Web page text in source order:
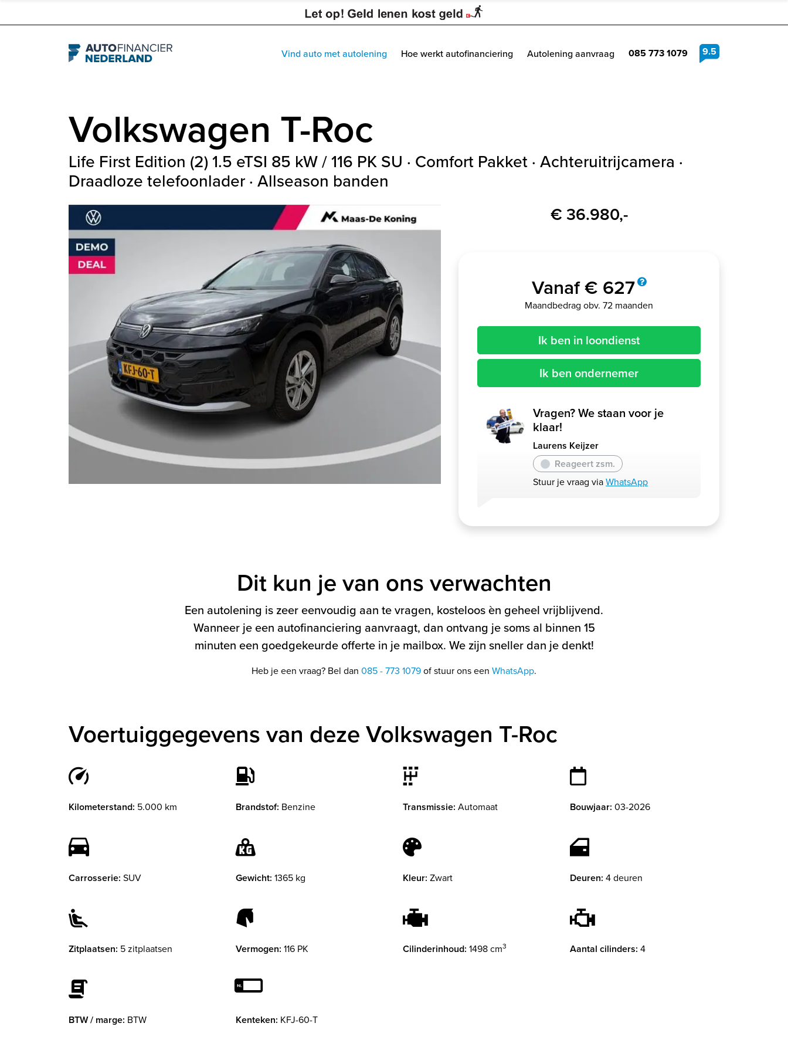
Navigation 9.5
Vind auto met autolening Hoe werkt autofinanciering Autolening aanvraag 085 773 1079
Volkswagen T-Roc
Life First Edition (2) 1.5 eTSI 85 kW / 116 PK SU · Comfort Pakket · Achteruitrijcamera ·
Draadloze telefoonlader · Allseason banden
€ 36.980,-
Vanaf € 627
Maandbedrag obv. 72 maanden
Ik ben in loondienst
Ik ben ondernemer
Vragen? We staan voor je
klaar!
Laurens Keijzer
Reageert zsm.
Stuur je vraag viaWhatsApp
Dit kun je van ons verwachten
Een autolening is zeer eenvoudig aan te vragen, kosteloos èn geheel vrijblijvend.
Wanneer je een autofinanciering aanvraagt, dan ontvang je soms al binnen 15
minuten een goedgekeurde offerte in je mailbox. We zijn sneller dan je denkt!
Heb je een vraag? Bel dan 085 - 773 1079of stuur ons een WhatsApp.
Voertuiggegevens van deze Volkswagen T-Roc
Kilometerstand: 5.000 km Brandstof: Benzine Transmissie: Automaat Bouwjaar: 03-2026
Carrosserie: SUV Gewicht: 1365 kg Kleur: Zwart Deuren: 4 deuren
Zitplaatsen: 5 zitplaatsen Vermogen: 116 PK Cilinderinhoud: 1498 cm3 Aantal cilinders: 4
BTW / marge: BTW Kenteken: KFJ-60-T